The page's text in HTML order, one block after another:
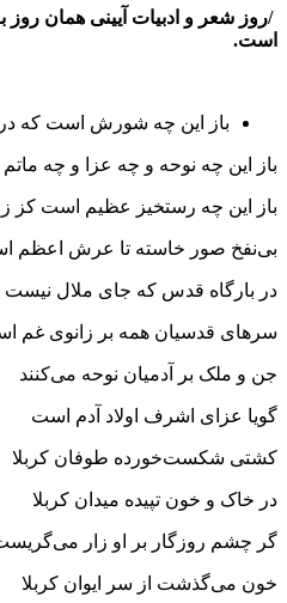
/روز شعر و ادبیات آیینی همان
است.
باز این چه شورش است که
باز این چه نوحه و چه عزا و چه
باز این چه رستخیز عظیم است کز
بی‌نفخ صور خاسته تا عرش اعظم
در بارگاه قدس که جای ملال نیست
سرهای قدسیان همه بر زانوی غم
جن و ملک بر آدمیان نوحه می‌کنند
گویا عزای اشرف اولاد آدم است
کشتی شکست‌خورده طوفان کربلا
در خاک و خون تپیده میدان کربلا
گر چشم روزگار بر او زار
خون می‌گذشت از سر ایوان کربلا